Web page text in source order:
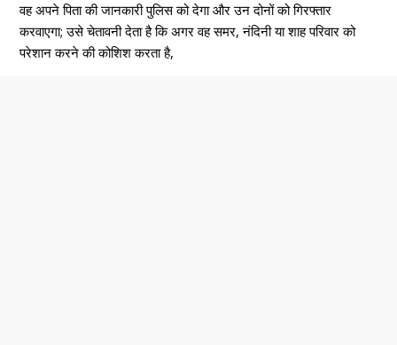
वह अपने पिता की जानकारी पुलिस को देगा और उन दोनों को गिरफ्तार
करवाएगा; उसे चेतावनी देता है कि अगर वह समर, नंदिनी या शाह परिवार को
परेशान करने की कोशिश करता है,